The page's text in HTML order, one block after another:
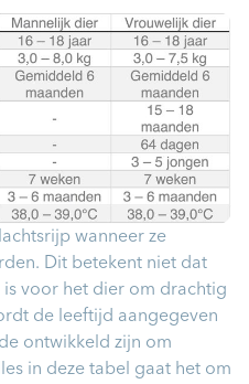
wanneer ze
Dit betekent niet dat
voor het dier om drachtig
de leeftijd aangegeven
ontwikkeld zijn om
in deze tabel gaat het om